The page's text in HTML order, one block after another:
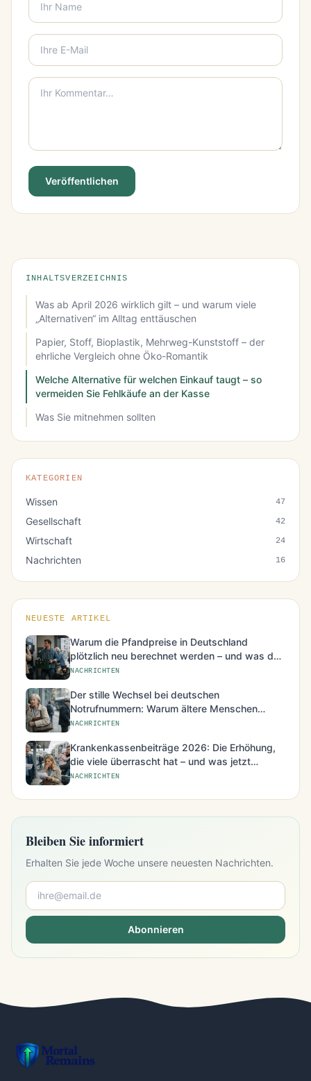
Veröffentlichen
INHALTSVERZEICHNIS
Was ab April 2026 wirklich gilt – und warum viele
„Alternativen“ im Alltag enttäuschen
Papier, Stoff, Bioplastik, Mehrweg-Kunststoff – der
ehrliche Vergleich ohne Öko-Romantik
Welche Alternative für welchen Einkauf taugt – so
vermeiden Sie Fehlkäufe an der Kasse
Was Sie mitnehmen sollten
KATEGORIEN
Wissen 47
Gesellschaft 42
Wirtschaft 24
Nachrichten 16
NEUESTE ARTIKEL
Warum die Pfandpreise in Deutschland
plötzlich neu berechnet werden – und was das
für den Alltag bedeutet
NACHRICHTEN
Der stille Wechsel bei deutschen
Notrufnummern: Warum ältere Menschen
besonders betroffen sind
NACHRICHTEN
Krankenkassenbeiträge 2026: Die Erhöhung,
die viele überrascht hat – und was jetzt
möglich ist
NACHRICHTEN
Bleiben Sie informiert
Erhalten Sie jede Woche unsere neuesten Nachrichten.
Abonnieren